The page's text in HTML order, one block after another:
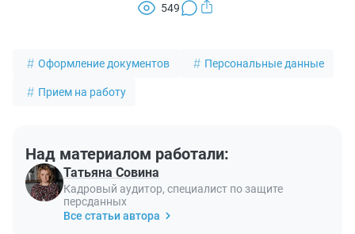
549
Оформление документов Персональные данные
Прием на работу
Над материалом работали:
Татьяна Совина
Кадровый аудитор, специалист по защите
персданных
Все статьи автора